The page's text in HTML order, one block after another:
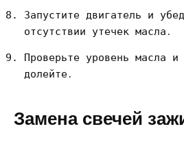
Запустите двигатель и
отсутствии утечек масла․
Проверьте уровень масла и
долейте․
Замена свечей